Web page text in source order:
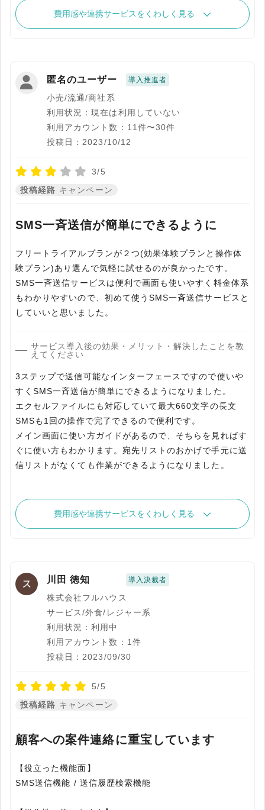
費用感や連携サービスをくわしく見る
匿名のユーザー 導入推進者
小売/流通/商社系
利用状況：現在は利用していない
利用アカウント数：11件〜30件
投稿日：2023/10/12
3/5
投稿経路 キャンペーン
SMS一斉送信が簡単にできるように
フリートライアルプランが２つ(効果体験プランと操作体
験プラン)あり選んで気軽に試せるのが良かったです。
SMS一斉送信サービスは便利で画面も使いやすく料金体系
もわかりやすいので、初めて使うSMS一斉送信サービスと
していいと思いました。
サービス導入後の効果・メリット・解決したことを教
えてください
3ステップで送信可能なインターフェースですので使いや
すくSMS一斉送信が簡単にできるようになりました。
エクセルファイルにも対応していて最大660文字の長文
SMSも1回の操作で完了できるので便利です。
メイン画面に使い方ガイドがあるので、そちらを見ればす
ぐに使い方もわかります。宛先リストのおかげで手元に送
信リストがなくても作業ができるようになりました。
費用感や連携サービスをくわしく見る
川田 徳知 導入決裁者
株式会社フルハウス
サービス/外食/レジャー系
利用状況：利用中
利用アカウント数：1件
投稿日：2023/09/30
5/5
投稿経路 キャンペーン
顧客への案件連絡に重宝しています
【役立った機能面】
SMS送信機能 / 送信履歴検索機能